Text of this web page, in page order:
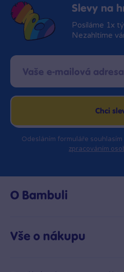
Slevy na
Posíláme 1x
Nezahltíme
Chci
Odesláním formuláře souhlasím
zpracováním
O Bambuli
Prodejny Bambule
Vše o nákupu